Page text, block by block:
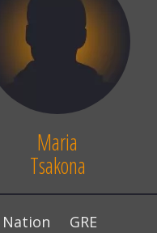
Maria
Tsakona
Nation
GRE